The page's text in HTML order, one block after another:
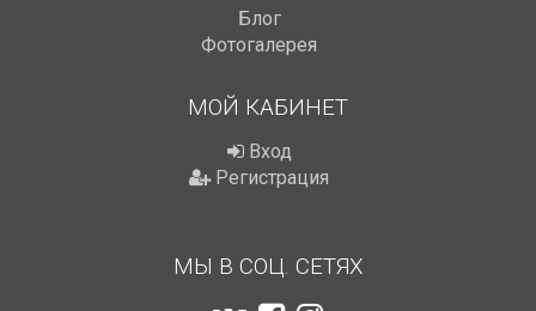
Блог
Фотогалерея
МОЙ КАБИНЕТ
Вход
Регистрация
МЫ В СОЦ. СЕТЯХ